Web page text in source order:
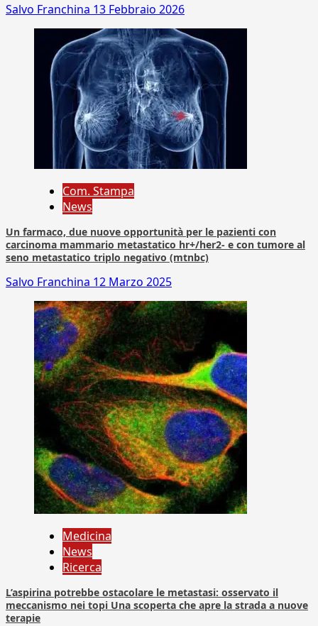
Salvo Franchina 13 Febbraio 2026
Com. Stampa
News
Un farmaco, due nuove opportunità per le pazienti con
carcinoma mammario metastatico hr+/her2- e con tumore al
seno metastatico triplo negativo (mtnbc)
Salvo Franchina 12 Marzo 2025
Medicina
News
Ricerca
L’aspirina potrebbe ostacolare le metastasi: osservato il
meccanismo nei topi Una scoperta che apre la strada a nuove
terapie